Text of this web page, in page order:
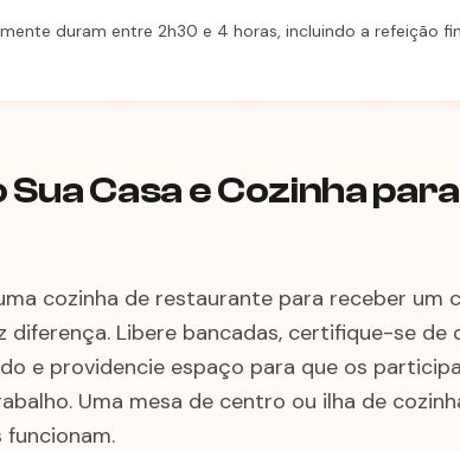
duram entre 2h30 e 4 horas, incluindo a refeição
Casa e Cozinha
cozinha de restaurante para receber um
diferença. Libere bancadas, certifique-se de
e providencie espaço para que os
Uma mesa de centro ou ilha de
funcionam.